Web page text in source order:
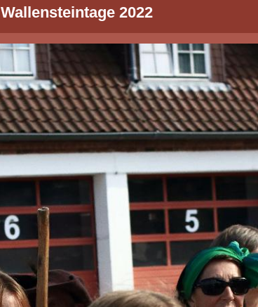
Wallensteintage 2022